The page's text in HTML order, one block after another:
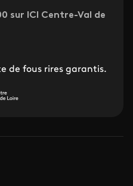
sur ICI Centre-Val de
de fous rires garantis.